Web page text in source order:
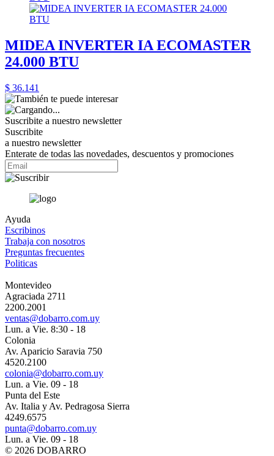
MIDEA INVERTER IA ECOMASTER
24.000 BTU
$ 36.141
Suscribite a nuestro newsletter
Suscribite
a nuestro newsletter
Enterate de todas las novedades, descuentos y promociones
Ayuda
Escribinos
Trabaja con nosotros
Preguntas frecuentes
Politicas
Montevideo
Agraciada 2711
2200.2001
ventas@dobarro.com.uy
Lun. a Vie. 8:30 - 18
Colonia
Av. Aparicio Saravia 750
4520.2100
colonia@dobarro.com.uy
Lun. a Vie. 09 - 18
Punta del Este
Av. Italia y Av. Pedragosa Sierra
4249.6575
punta@dobarro.com.uy
Lun. a Vie. 09 - 18
© 2026 DOBARRO